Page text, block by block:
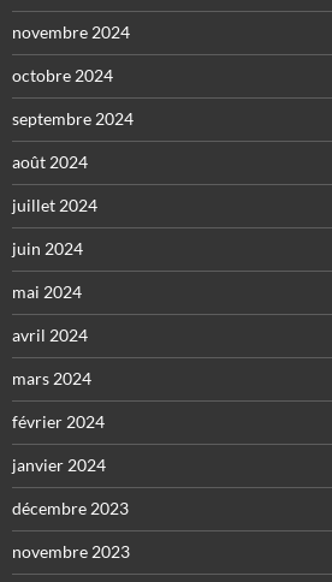
novembre 2024
octobre 2024
septembre 2024
août 2024
juillet 2024
juin 2024
mai 2024
avril 2024
mars 2024
février 2024
janvier 2024
décembre 2023
novembre 2023